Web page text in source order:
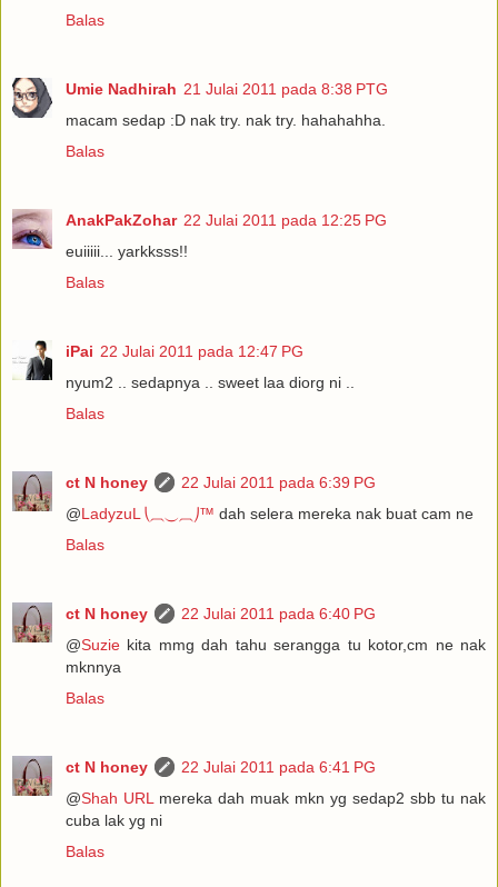
Balas
Umie Nadhirah 21 Julai 2011 pada 8:38 PTG
macam sedap :D nak try. nak try. hahahahha.
Balas
AnakPakZohar 22 Julai 2011 pada 12:25 PG
euiiiii... yarkksss!!
Balas
iPai 22 Julai 2011 pada 12:47 PG
nyum2 .. sedapnya .. sweet laa diorg ni ..
Balas
ct N honey
22 Julai 2011 pada 6:39 PG
@LadyzuL ⎝⏠⏝⏠⎠™ dah selera mereka nak buat cam ne
Balas
ct N honey
22 Julai 2011 pada 6:40 PG
@Suzie kita mmg dah tahu serangga tu kotor,cm ne nak
mknnya
Balas
ct N honey
22 Julai 2011 pada 6:41 PG
@Shah URL
mereka dah muak mkn yg sedap2 sbb tu nak
cuba lak yg ni
Balas